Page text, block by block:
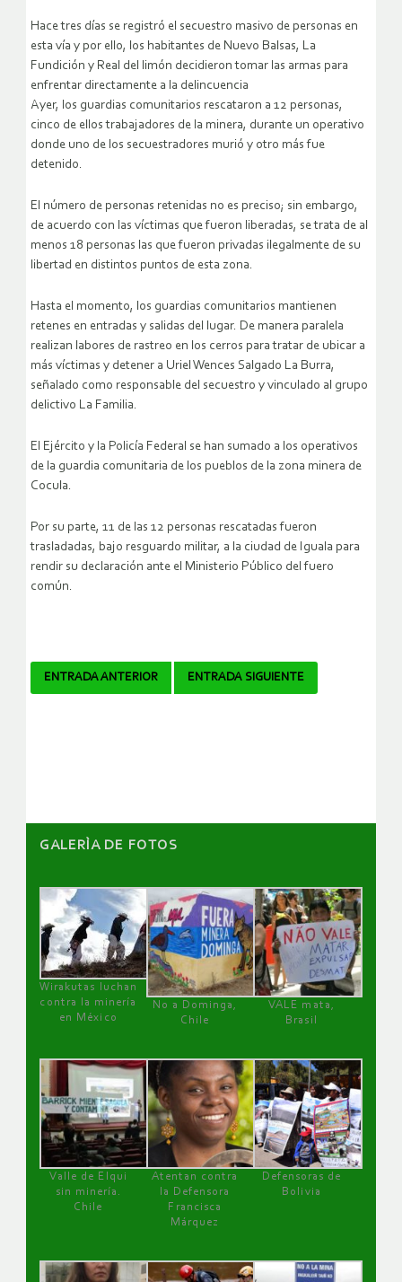
Hace tres días se registró el secuestro masivo de personas ‎en
esta vía y por ello, los habitantes de Nuevo Balsas, La
Fundición y Real del limón decidieron tomar las armas para
enfrentar directamente a la delincuencia
Ayer, los guardias comunitarios rescataron a 12 personas,
cinco de ellos trabajadores de la minera, durante un operativo
donde uno de los secuestradores murió y otro más fue
detenido.
El número de personas retenidas no es preciso; sin embargo,
de acuerdo con las víctimas que fueron liberadas, se trata de al
menos 18 personas las que fueron privadas ilegalmente de su
libertad en distintos puntos de esta zona.
Hasta el momento, los guardias comunitarios mantienen
retenes en entradas y salidas del lugar. De manera paralela
realizan labores de rastreo en los cerros para tratar de ubicar a
más víctimas y detener a Uriel Wences Salgado La Burra,
señalado como responsable del secuestro y vinculado al grupo
delictivo La Familia.
El Ejército y la Policía Federal se han sumado a los operativos
de la guardia comunitaria de los pueblos de la zona minera de
Cocula.
Por su parte, 11 de las 12 personas rescatadas fueron
trasladadas, bajo resguardo militar, a la ciudad de Iguala para
rendir su declaración ante el Ministerio Público del fuero
común.
Navegador
ENTRADA ANTERIOR ENTRADA SIGUIENTE
GALERÌA DE FOTOS
Wirakutas luchan
contra la minería
en México
No a Dominga,
Chile
VALE mata,
Brasil
Valle de Elqui
sin minería.
Chile
Atentan contra
la Defensora
Francisca
Márquez
Defensoras de
Bolivia